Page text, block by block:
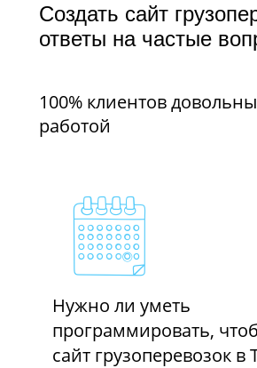
Создать сайт
ответы на частые
100% клиентов
работой
Нужно ли уметь
программировать,
сайт грузоперевозок в